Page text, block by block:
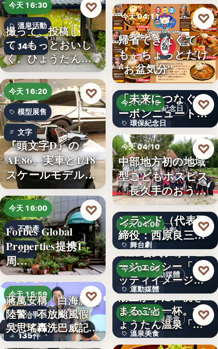
今天 16:30
溫泉活動
14年
撮って、投稿し
て、もっとおいし
く。ひょうたん温
泉、お盆の…
♡
今天 16:20
模型展售
文字
『頭文字D』の
AE86、実車と1/18
スケールモデルが
「…
♡
今天 16:00
不動產
文字
Forbes Global
Properties提携1
周…
♡
今天 15:59
政治爭議
135件
蔣萬安稱「白海豚沒
陸警」不放颱風假
吳思瑤轟洗巴威記憶
：…
♡
今天 04:11
餐飲活動
文字
帰省できなくて
も、ちょっとだけ
“お盆気分”
♡
環保紀念日
今天 04:10
環保紀念日
文字
日本JC、9月3日を
「未来につなぐカ
ーボンニュートラ
ルの…
♡
今天 04:10
兒童安寧
文字
中部地方初の地域
型こどもホスピス
「長久手のおう
ち」が愛知…
♡
舞台劇
今天 04:00
舞台劇
文字
株式会社青山メイ
ンランド（代表取
締役：西原良三）
特別協賛…
♡
運動媒體
今天 04:00
運動媒體
2,430
MLB公式フォトエ
ージェンシー「ゲ
ッティイメージ
ズ」五十…
♡
溫泉美食
今天 03:50
溫泉美食
湯上がりに、桃を
まるごと一杯。ひ
ょうたん温泉「飲
泉堂」、…
♡